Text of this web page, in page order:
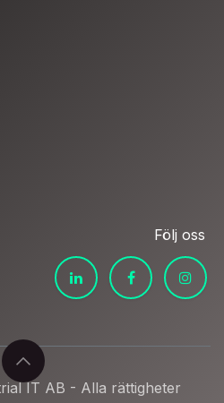
Följ oss
IT AB - Alla rättigheter